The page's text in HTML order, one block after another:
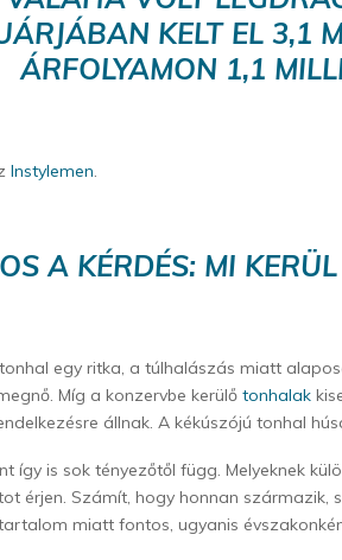
KELT EL 3,1
ÁRFOLYAMON 1,1
Instylemen.
A KÉRDÉS: MI
egy ritka, a túlhalászás miatt
Míg a konzervbe kerülőtonhalak
állnak. A kékúszójú tonhal
így is sok tényezőtől függ. Melyeknek
érjen. Számít, hogy honnan származik,
miatt fontos, ugyanis